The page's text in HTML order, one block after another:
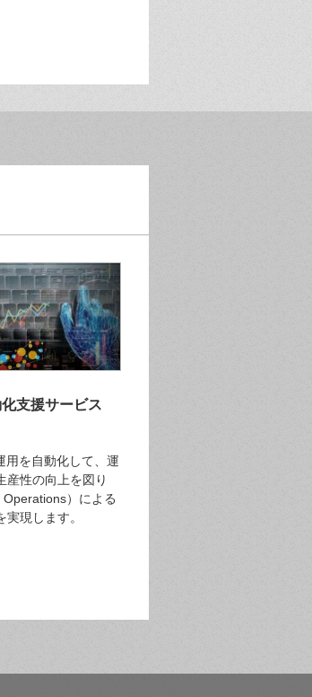
化支援サービス
用を自動化して、運
産性の向上を図り
）による
実現します。